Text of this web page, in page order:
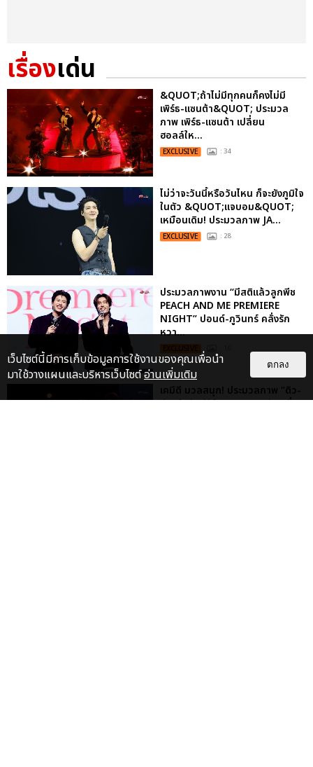
เรื่องเด่น
&QUOT;ถ้าไม่มีทุกคนก็คงไม่มี
เพิร์ธ-แซนต้า&QUOT; ประมวล
ภาพ เพิร์ธ-แซนต้า เปลี่ยน
ฮอลล์ให...
EXCLUSIVE : 34
ไม่ว่าจะวันนี้หรือวันไหน ก็จะยังภูมิใจ
ในตัว &QUOT;แจบอม&QUOT;
เหมือนเดิม! ประมวลภาพ JA...
EXCLUSIVE : 28
ประมวลภาพงาน “มีสติแล้วลูกพีช
PEACH AND ME PREMIERE
NIGHT” ปอนด์-ภูวินทร์ คลั่งรัก
หวา...
EXCLUSIVE
เคมีดี มวลสนุก! ประมวลภาพ “ดิว-
ธี” เปิดตัวซีรีส์ “MR.KILL มังงะสั่ง
เว็บไซต์นี้มีการเก็บข้อมูลการใช้งานของคุณเพื่อนำ
มาใช้วางแผนและบริหารเว็บไซต์อ่านเพิ่มเติม
ตกลง